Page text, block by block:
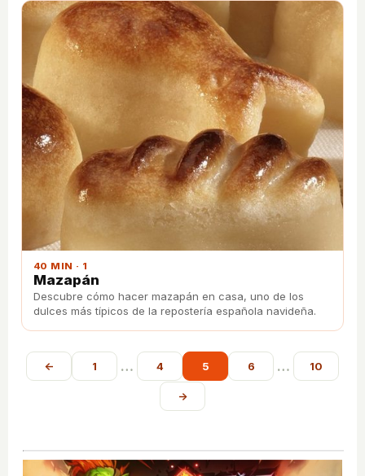
40 MIN · 1
Mazapán
Descubre cómo hacer mazapán en casa, uno de los
dulces más típicos de la repostería española navideña.
← 1 … 4 5 6 … 10
→